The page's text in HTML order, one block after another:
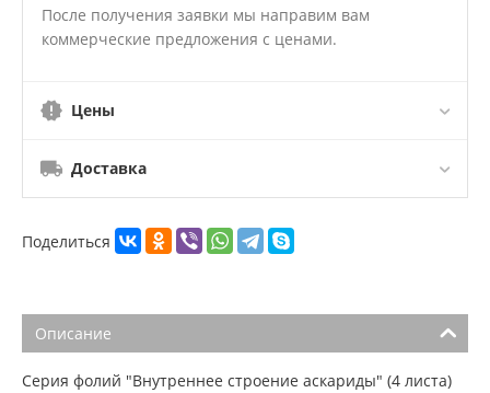
После получения заявки мы направим вам
коммерческие предложения с ценами.
Цены
Доставка
Поделиться
Описание
Серия фолий "Внутреннее строение аскариды" (4 листа)